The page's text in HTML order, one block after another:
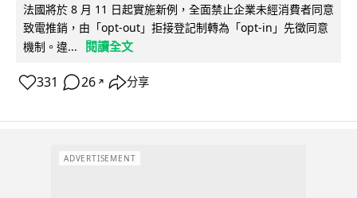
法國將於 8 月 11 日起實施新例，全面禁止企業未經消費者同意
致電推銷，由「opt-out」拒接登記制轉為「opt-in」先徵同意
機制。違...
閱讀全文
331 26 ↗ 分享
ADVERTISEMENT